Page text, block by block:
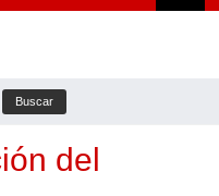
del